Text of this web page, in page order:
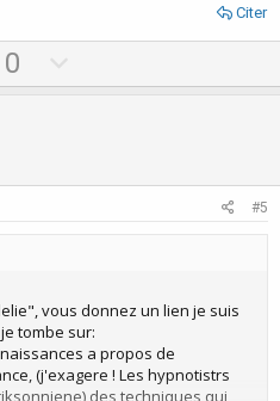
Citer
0
o
v
#5
vous donnez un lien je suis
tombe sur:
a propos de
(j'exagere ! Les hypnotistrs